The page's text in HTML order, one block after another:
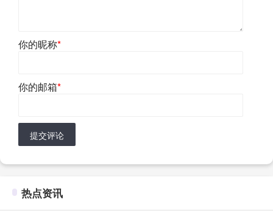
你的昵称*
你的邮箱*
提交评论
热点资讯